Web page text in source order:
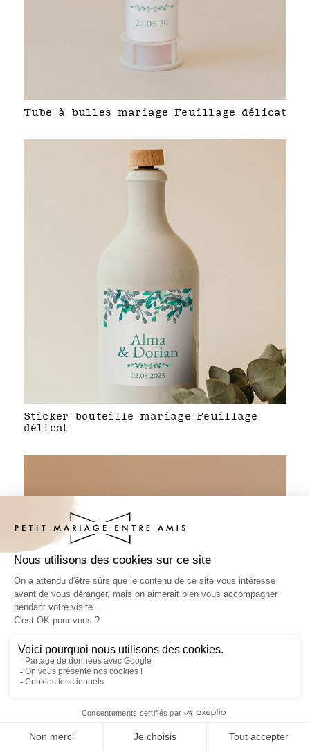
Tube à bulles mariage Feuillage délicat
Sticker bouteille mariage Feuillage
délicat
Sous-bock mariage Feuillage délicat